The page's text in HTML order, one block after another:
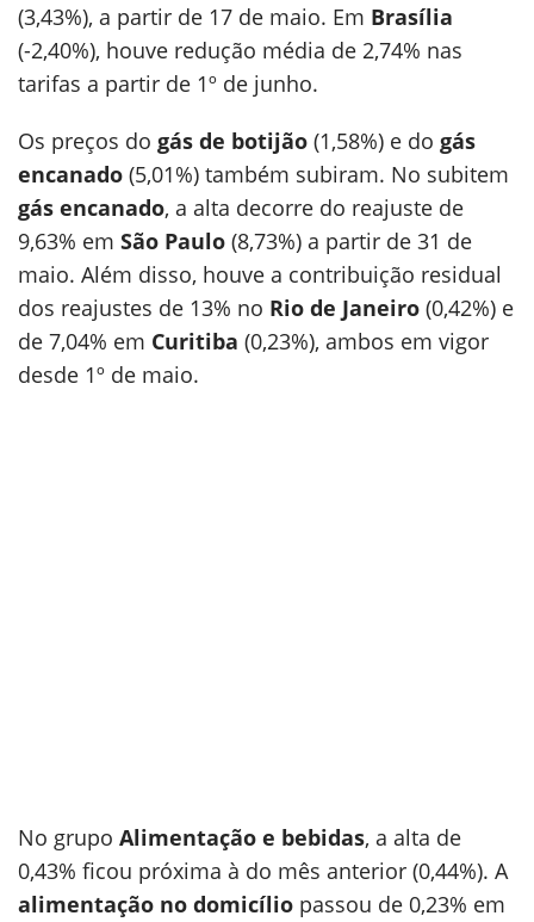
(3,43%), a partir de 17 de maio. Em Brasília
(-2,40%), houve redução média de 2,74% nas
tarifas a partir de 1º de junho.
Os preços do gás de botijão (1,58%) e do gás
encanado (5,01%) também subiram. No subitem
gás encanado, a alta decorre do reajuste de
9,63% em São Paulo (8,73%) a partir de 31 de
maio. Além disso, houve a contribuição residual
dos reajustes de 13% no Rio de Janeiro (0,42%) e
de 7,04% em Curitiba (0,23%), ambos em vigor
desde 1º de maio.
No grupo Alimentação e bebidas, a alta de
0,43% ficou próxima à do mês anterior (0,44%). A
alimentação no domicílio passou de 0,23% em